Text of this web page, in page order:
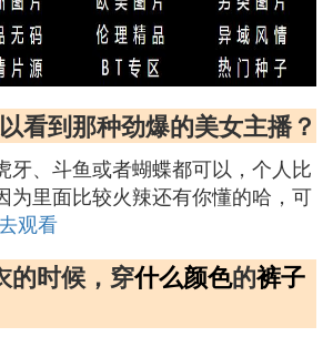
看到那种劲爆的美女主播？
牙、斗鱼或者蝴蝶都可以，个人比
为里面比较火辣还有你懂的哈，可
观看
的时候，穿什么颜色的裤子